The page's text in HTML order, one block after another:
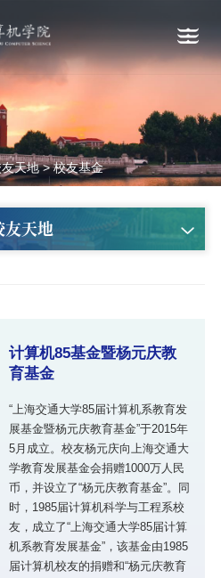
天地>校友基金
友天地
计算机85基金暨杨元庆教
育基金
“上海交通大学85届计算机系教育发
展基金暨杨元庆教育基金”于2015年
5月成立。校友杨元庆向上海交通大
学教育发展基金会捐赠1000万人民
币，并设立了“杨元庆教育基金”。同
时，1985届计算机科学与工程系校
友，成立了“上海交通大学85届计算
机系教育发展基金”，该基金由1985
届计算机校友的捐赠和“杨元庆教育